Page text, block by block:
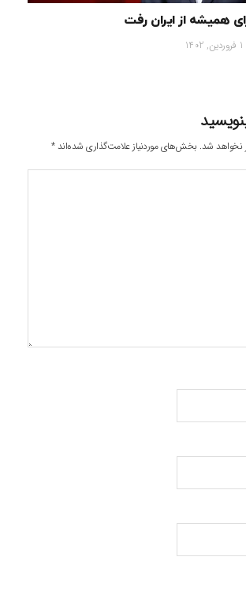
همیشه از ایران رفت
1 فروردین, 1402
نخواهد شد. بخش‌های موردنیاز علامت‌گذاری شده‌اند*